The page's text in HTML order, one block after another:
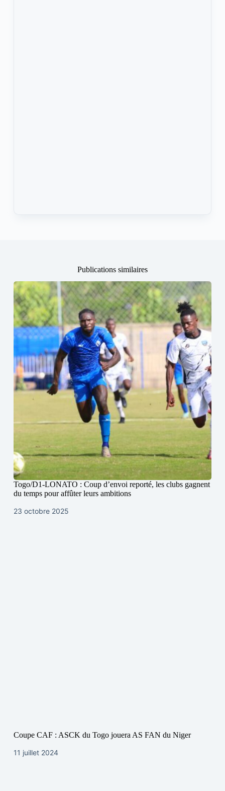
Publications similaires
Togo/D1-LONATO : Coup d’envoi reporté, les clubs gagnent
du temps pour affûter leurs ambitions
23 octobre 2025
Coupe CAF : ASCK du Togo jouera AS FAN du Niger
11 juillet 2024